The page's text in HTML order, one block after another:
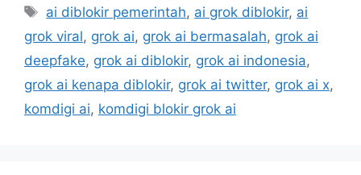
e
g
o
r
i
T
a
s
ai diblokir pemerintah, ai grok diblokir, ai
grok viral, grok ai, grok ai bermasalah, grok ai
deepfake, grok ai diblokir, grok ai indonesia,
grok ai kenapa diblokir, grok ai twitter, grok ai x,
komdigi ai, komdigi blokir grok ai